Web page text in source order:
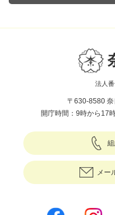
法人
〒630-8580
開庁時間：9時から17
メー